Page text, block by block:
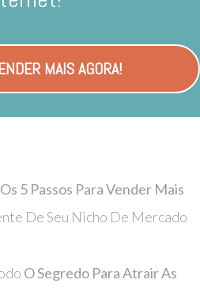
MAIS AGORA!
Os 5 Passos Para Vender Mais
De Seu Nicho De Mercado
O Segredo Para Atrair As